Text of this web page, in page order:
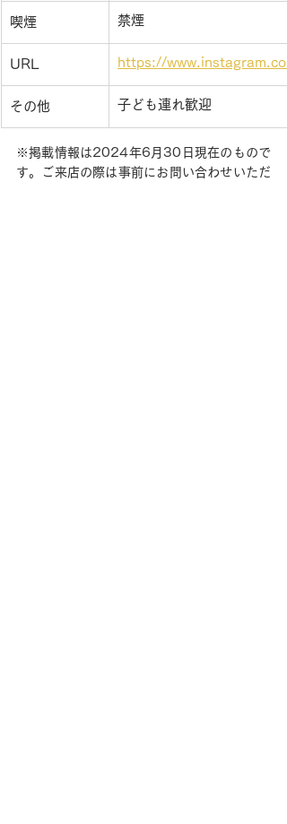
喫煙 禁煙
URL https://
その他 子ども連れ歓迎
※掲載情報は2024年6月30日現在のもので
す。ご来店の際は事前にお問い合わせいただ